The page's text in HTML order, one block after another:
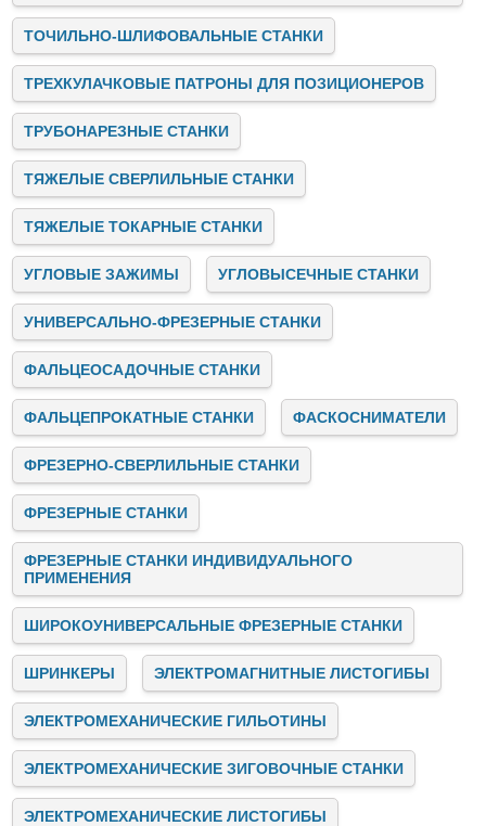
ТОЧИЛЬНО-ШЛИФОВАЛЬНЫЕ СТАНКИ
ТРЕХКУЛАЧКОВЫЕ ПАТРОНЫ ДЛЯ ПОЗИЦИОНЕРОВ
ТРУБОНАРЕЗНЫЕ СТАНКИ
ТЯЖЕЛЫЕ СВЕРЛИЛЬНЫЕ СТАНКИ
ТЯЖЕЛЫЕ ТОКАРНЫЕ СТАНКИ
УГЛОВЫЕ ЗАЖИМЫ УГЛОВЫСЕЧНЫЕ СТАНКИ
УНИВЕРСАЛЬНО-ФРЕЗЕРНЫЕ СТАНКИ
ФАЛЬЦЕОСАДОЧНЫЕ СТАНКИ
ФАЛЬЦЕПРОКАТНЫЕ СТАНКИ ФАСКОСНИМАТЕЛИ
ФРЕЗЕРНО-СВЕРЛИЛЬНЫЕ СТАНКИ
ФРЕЗЕРНЫЕ СТАНКИ
ФРЕЗЕРНЫЕ СТАНКИ ИНДИВИДУАЛЬНОГО
ПРИМЕНЕНИЯ
ШИРОКОУНИВЕРСАЛЬНЫЕ ФРЕЗЕРНЫЕ СТАНКИ
ШРИНКЕРЫ ЭЛЕКТРОМАГНИТНЫЕ ЛИСТОГИБЫ
ЭЛЕКТРОМЕХАНИЧЕСКИЕ ГИЛЬОТИНЫ
ЭЛЕКТРОМЕХАНИЧЕСКИЕ ЗИГОВОЧНЫЕ СТАНКИ
ЭЛЕКТРОМЕХАНИЧЕСКИЕ ЛИСТОГИБЫ